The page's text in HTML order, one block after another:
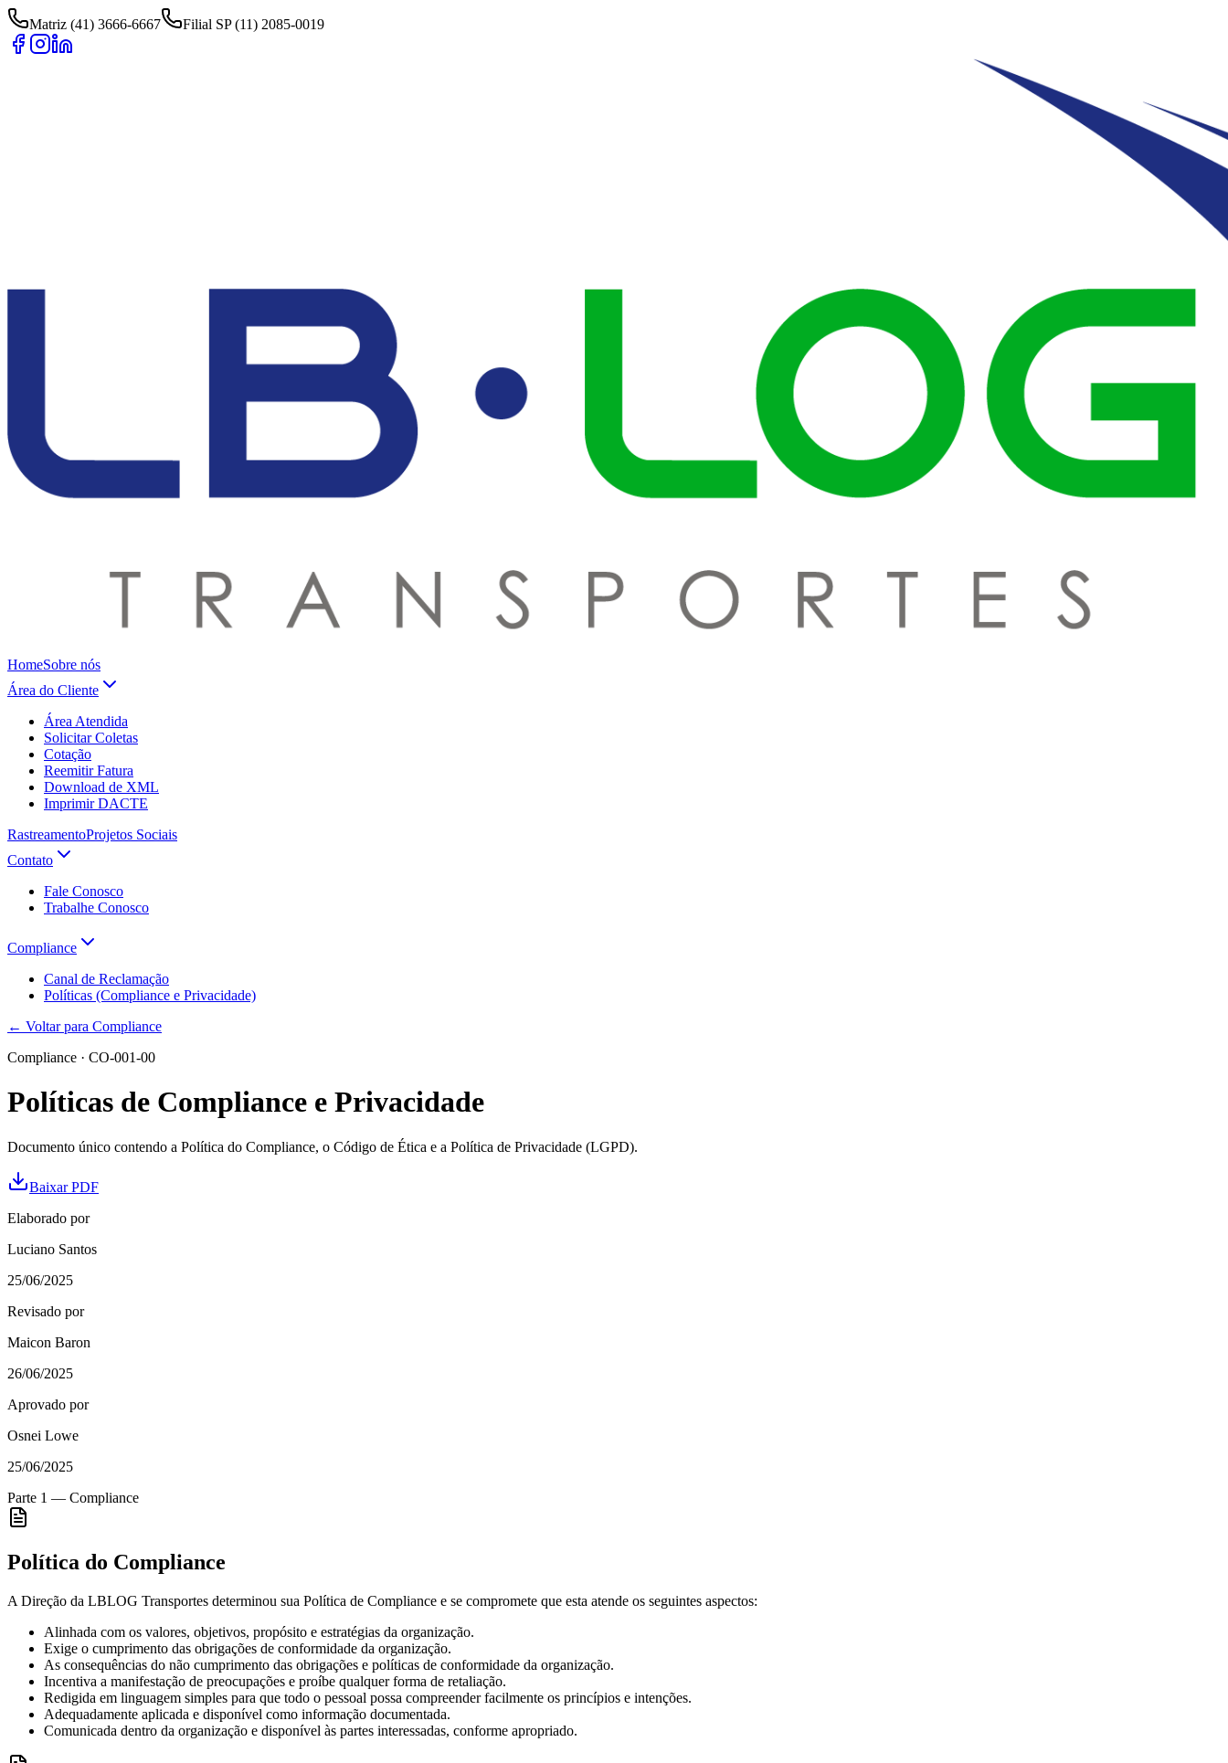
Matriz (41) 3666-6667 Filial SP (11) 2085-0019
HomeSobre nós
Área do Cliente
Área Atendida
Solicitar Coletas
Cotação
Reemitir Fatura
Download de XML
Imprimir DACTE
RastreamentoProjetos Sociais
Contato
Fale Conosco
Trabalhe Conosco
Compliance
Canal de Reclamação
Políticas (Compliance e Privacidade)
← Voltar para Compliance
Compliance · CO-001-00
Políticas de Compliance e Privacidade
Documento único contendo a Política do Compliance, o Código de Ética e a Política de Privacidade (LGPD).
Baixar PDF
Elaborado por
Luciano Santos
25/06/2025
Revisado por
Maicon Baron
26/06/2025
Aprovado por
Osnei Lowe
25/06/2025
Parte 1 — Compliance
Política do Compliance
A Direção da LBLOG Transportes determinou sua Política de Compliance e se compromete que esta atende os seguintes aspectos:
Alinhada com os valores, objetivos, propósito e estratégias da organização.
Exige o cumprimento das obrigações de conformidade da organização.
As consequências do não cumprimento das obrigações e políticas de conformidade da organização.
Incentiva a manifestação de preocupações e proíbe qualquer forma de retaliação.
Redigida em linguagem simples para que todo o pessoal possa compreender facilmente os princípios e intenções.
Adequadamente aplicada e disponível como informação documentada.
Comunicada dentro da organização e disponível às partes interessadas, conforme apropriado.